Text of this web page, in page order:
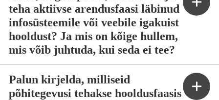
teha aktiivse arendusfaasi läbinud
infosüsteemile või veebile igakuist
hooldust? Ja mis on kõige hullem,
mis võib juhtuda, kui seda ei tee?
Palun kirjelda, milliseid
põhitegevusi tehakse hooldusfaasis